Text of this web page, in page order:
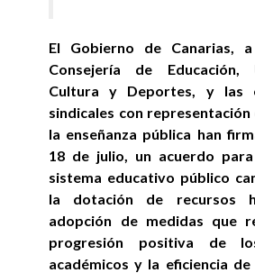
El Gobierno de Canarias,
Consejería de Educación,
Cultura y Deportes, y las
sindicales con
la enseñanza pública han
18 de julio, un acuerdo
sistema educativo público
la dotación de recursos
adopción de medidas que
progresión positiva de
académicos y la eficiencia de